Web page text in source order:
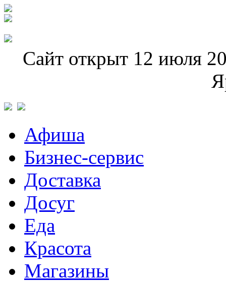
Сайт открыт 12 июля
Афиша
Бизнес-сервис
Доставка
Досуг
Еда
Красота
Магазины